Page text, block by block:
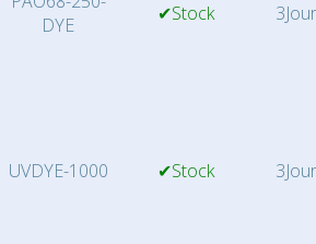
DYE
✔Stock
3Jour
UVDYE-1000 ✔Stock
3Jour